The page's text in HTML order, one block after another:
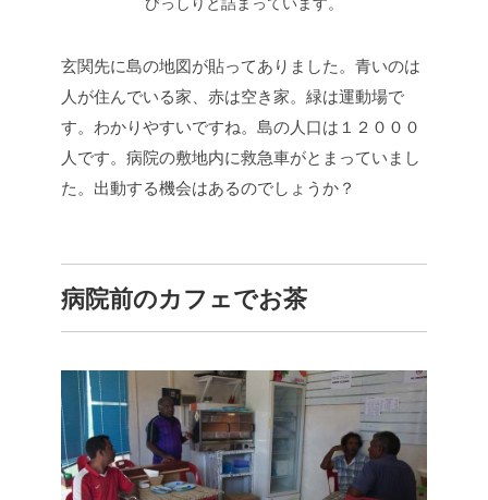
玄関先に島の地図が貼ってありました。青いのは
人が住んでいる家、赤は空き家。緑は運動場で
す。わかりやすいですね。島の人口は１２０００
人です。病院の敷地内に救急車がとまっていまし
た。出動する機会はあるのでしょうか？
病院前のカフェでお茶